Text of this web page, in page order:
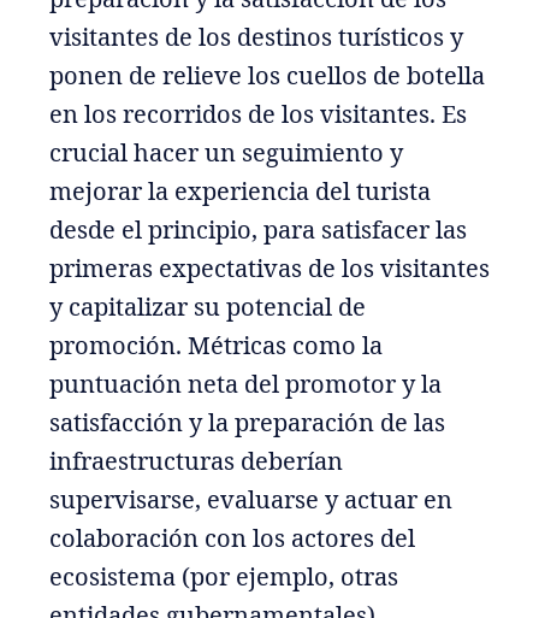
visitantes de los destinos turísticos y
ponen de relieve los cuellos de botella
en los recorridos de los visitantes. Es
crucial hacer un seguimiento y
mejorar la experiencia del turista
desde el principio, para satisfacer las
primeras expectativas de los visitantes
y capitalizar su potencial de
promoción. Métricas como la
puntuación neta del promotor y la
satisfacción y la preparación de las
infraestructuras deberían
supervisarse, evaluarse y actuar en
colaboración con los actores del
ecosistema (por ejemplo, otras